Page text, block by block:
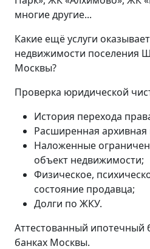
многие другие...
Какие ещё услуги
недвижимости поселения
Москвы?
Проверка юридической
История перехода
Расширенная архивная
Наложенные
объект недвижимости;
Физическое,
состояние продавца;
Долги по ЖКУ.
Аттестованный ипотечный
банках Москвы.